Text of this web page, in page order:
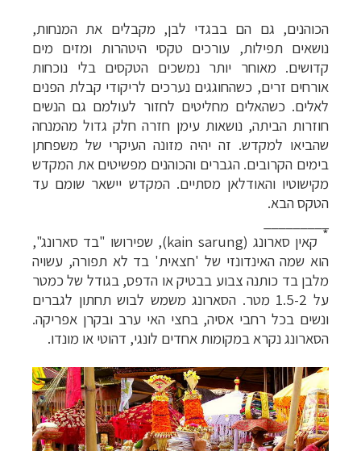
הכוהנים, גם הם בבגדי לבן, מקבלים את המנחות,
נושאים תפילות, עורכים טקסי היטהרות ומזים מים
קדושים. מאוחר יותר נמשכים הטקסים בלי נוכחות
אורחים זרים, כשהחוגגים נערכים לריקודי קבלת הפנים
לאלים. כשהאלים מחליטים לחזור לעולמם גם הנשים
חוזרות הביתה, נושאות עימן חזרה חלק גדול מהמנחה
שהביאו למקדש. זה יהיה מזונה העיקרי של משפחתן
בימים הקרובים. הגברים והכוהנים מפשיטים את המקדש
מקישוטיו והאודלאן מסתיים. המקדש יישאר שומם עד
הטקס הבא.
* קאין סארונג (kain sarung), שפירושו "בד סארונג",
הוא שמה האינדונזי של 'חצאית' בד לא תפורה, עשויה
מלבן בד כותנה צבוע בבטיק או הדפס, בגודל של כמטר
על 1.5-2 מטר. הסארונג משמש לבוש תחתון לגברים
ונשים בכל רחבי אסיה, בחצי האי ערב ובקרן אפריקה.
הסארונג נקרא במקומות אחדים לונגי, דהוטי או מונדו.